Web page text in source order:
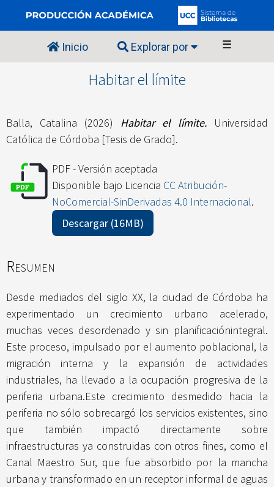
Inicio Explorar por ☰
Habitar el límite
Balla, Catalina (2026) Habitar el límite. Universidad
Católica de Córdoba [Tesis de Grado].
PDF - Versión aceptada
Disponible bajo Licencia CC Atribución-
NoComercial-SinDerivadas 4.0 Internacional.
Descargar (16MB)
Resumen
Desde mediados del siglo XX, la ciudad de Córdoba ha
experimentado un crecimiento urbano acelerado,
muchas veces desordenado y sin planificaciónintegral.
Este proceso, impulsado por el aumento poblacional, la
migración interna y la expansión de actividades
industriales, ha llevado a la ocupación progresiva de la
periferia urbana.Este crecimiento desmedido hacia la
periferia no sólo sobrecargó los servicios existentes, sino
que también impactó directamente sobre
infraestructuras ya construidas con otros fines, como el
Canal Maestro Sur, que fue absorbido por la mancha
urbana y transformado en un receptor informal de aguas